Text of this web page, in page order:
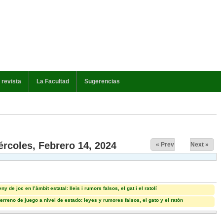
revista La Facultad Sugerencias
Febrero 14, 2024 « Prev Next »
de joc en l’àmbit estatal: lleis i rumors falsos, el gat i el ratolí
de juego a nivel de estado: leyes y rumores falsos, el gato y el ratón